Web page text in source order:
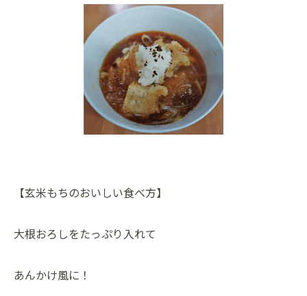
【玄米もちのおいしい食べ方】
大根おろしをたっぷり入れて
あんかけ風に！